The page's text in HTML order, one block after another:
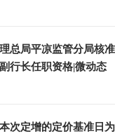
总局平凉监管分局核
行长任职资格|微动态
次定增的定价基准日